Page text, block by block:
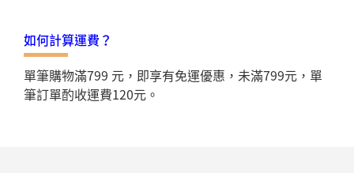
如何計算運費？
單筆購物滿799 元，即享有免運優惠，未滿799元，單
筆訂單酌收運費120元。